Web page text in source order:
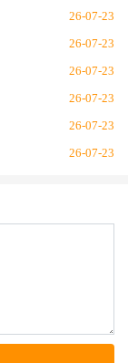
26-07-23
26-07-23
26-07-23
26-07-23
26-07-23
26-07-23